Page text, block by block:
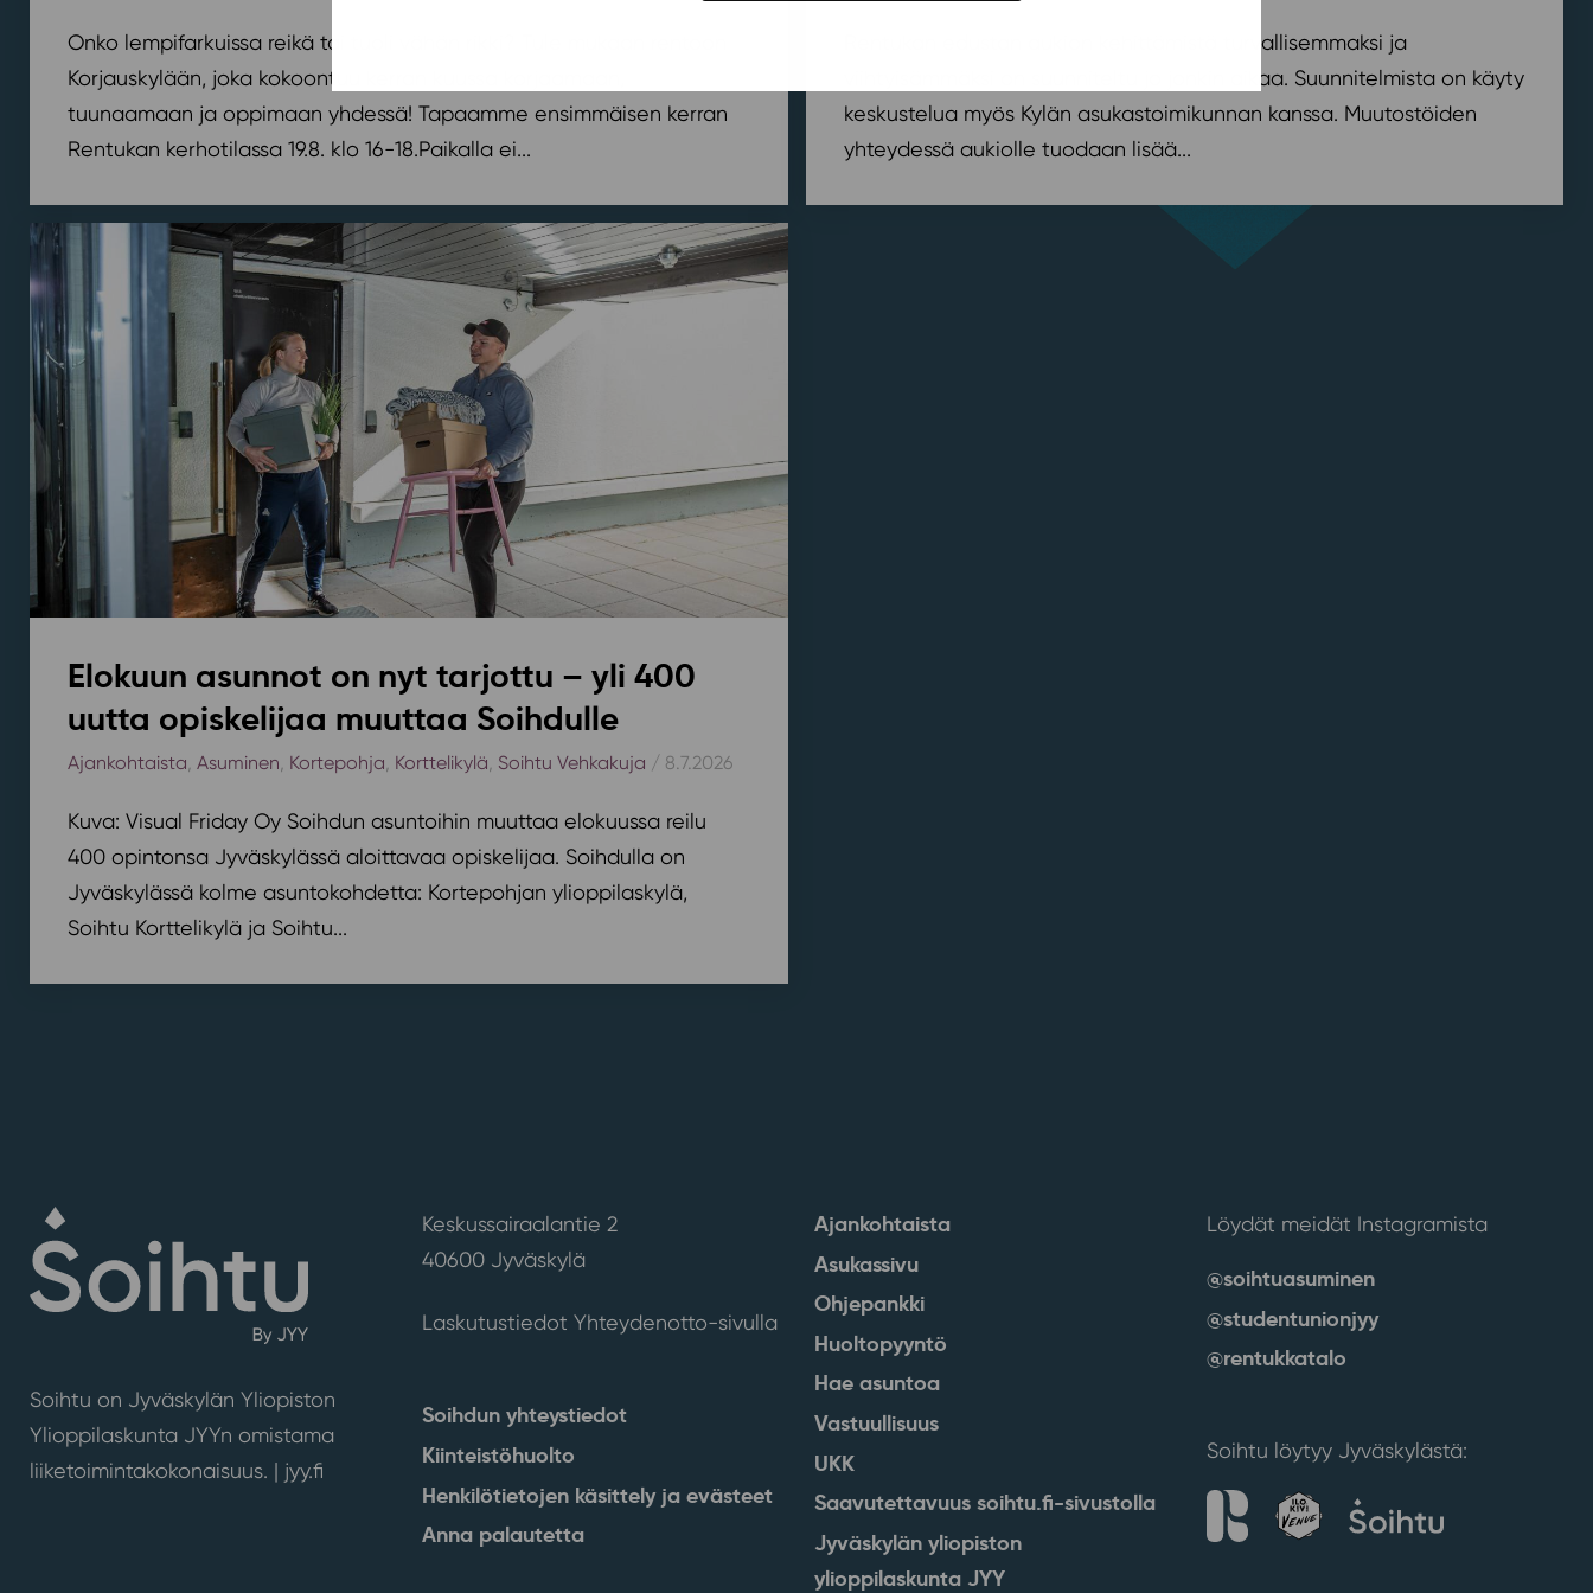
Onko lempifarkuissa reikä tai tuoli vähän rikki? Tule mukaan rentoon
Korjauskylään, joka kokoontuu kerran kuussa korjaamaan,
tuunaamaan ja oppimaan yhdessä! Tapaamme ensimmäisen kerran
Rentukan kerhotilassa 19.8. klo 16-18.⁠⁠Paikalla ei...
Rentukan edustan aukion kehittämistä turvallisemmaksi ja
viihtyisämmäksi on suunniteltu jo jonkin aikaa. Suunnitelmista on käyty
keskustelua myös Kylän asukastoimikunnan kanssa. Muutostöiden
yhteydessä aukiolle tuodaan lisää...
Elokuun asunnot on nyt tarjottu – yli 400
uutta opiskelijaa muuttaa Soihdulle
Ajankohtaista Asuminen Kortepohja Korttelikylä Soihtu Vehkakuja / 8.7.2026
Kuva: Visual Friday Oy Soihdun asuntoihin muuttaa elokuussa reilu
400 opintonsa Jyväskylässä aloittavaa opiskelijaa. Soihdulla on
Jyväskylässä kolme asuntokohdetta: Kortepohjan ylioppilaskylä,
Soihtu Korttelikylä ja Soihtu...
Soihtu on Jyväskylän Yliopiston
Ylioppilaskunta JYYn omistama
liiketoimintakokonaisuus. | jyy.fi
Keskussairaalantie 2
40600 Jyväskylä
Laskutustiedot Yhteydenotto-sivulla
Soihdun yhteystiedot
Kiinteistöhuolto
Henkilötietojen käsittely ja evästeet
Anna palautetta
Ajankohtaista
Asukassivu
Ohjepankki
Huoltopyyntö
Hae asuntoa
Vastuullisuus
UKK
Saavutettavuus soihtu.fi-sivustolla
Jyväskylän yliopiston
ylioppilaskunta JYY
Löydät meidät Instagramista
@soihtuasuminen
@studentunionjyy
@rentukkatalo
Soihtu löytyy Jyväskylästä: